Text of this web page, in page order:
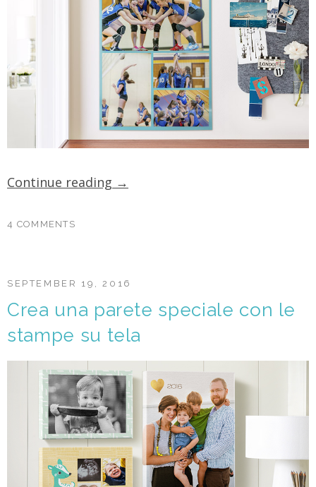
Continue reading →
4 COMMENTS
Crea una parete speciale con le
stampe su tela
SEPTEMBER 19, 2016